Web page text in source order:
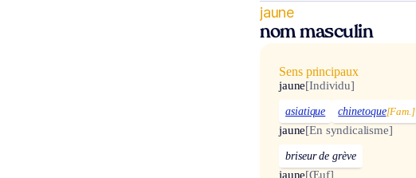
jaune
nom masculin
Sens principaux
jaune[Individu]
asiatique chinetoque[Fam.]
jaune[En syndicalisme]
briseur de grève
jaune[Œuf]